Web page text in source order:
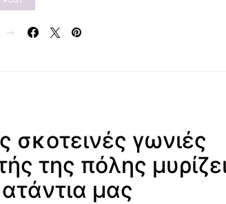
σκοτεινές γωνιές
της πόλης
μας